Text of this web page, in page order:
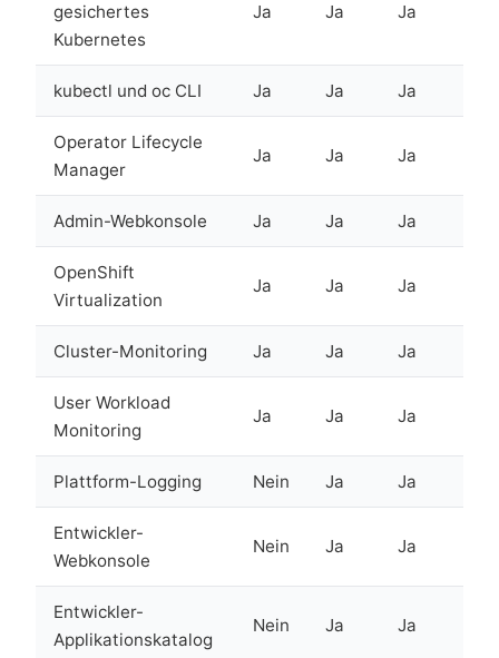
gesichertes
Kubernetes
Ja Ja Ja
kubectl und oc CLI Ja Ja Ja
Operator Lifecycle
Manager
Ja Ja Ja
Admin-Webkonsole Ja Ja Ja
OpenShift
Virtualization
Ja Ja Ja
Cluster-Monitoring Ja Ja Ja
User Workload
Monitoring
Ja Ja Ja
Plattform-Logging Nein Ja Ja
Entwickler-
Webkonsole
Nein Ja Ja
Entwickler-
Applikationskatalog
Nein Ja Ja